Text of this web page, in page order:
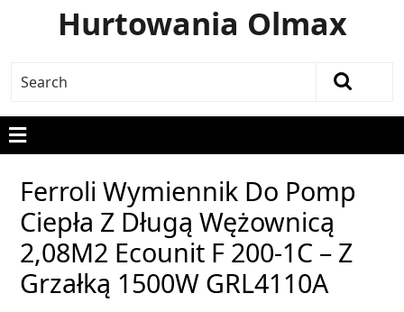
Hurtowania Olmax
Ferroli Wymiennik Do Pomp
Ciepła Z Długą Wężownicą
2,08M2 Ecounit F 200-1C – Z
Grzałką 1500W GRL4110A